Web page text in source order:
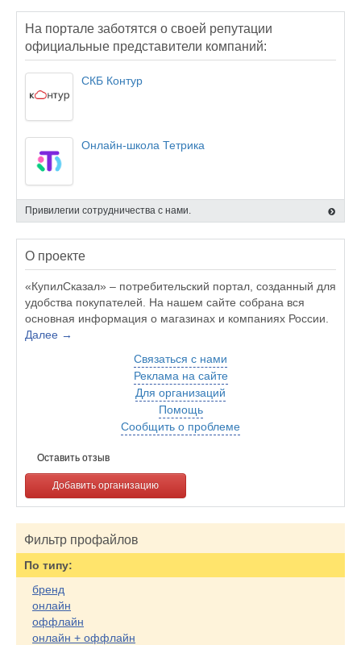
На портале заботятся о своей репутации
официальные представители компаний:
СКБ Контур
Онлайн-школа Тетрика
Привилегии сотрудничества с нами.
О проекте
«КупилСказал» – потребительский портал, созданный для
удобства покупателей. На нашем сайте собрана вся
основная информация о магазинах и компаниях России.
Далее →
Связаться с нами
Реклама на сайте
Для организаций
Помощь
Сообщить о проблеме
Оставить отзыв
Добавить организацию
Фильтр профайлов
По типу:
бренд
онлайн
оффлайн
онлайн + оффлайн